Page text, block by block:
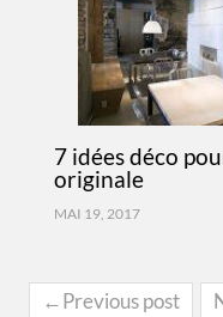
7 idées déco
originale
MAI 19, 2017
←Previous post